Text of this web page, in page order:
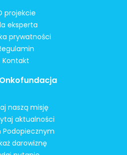
projekcie
eksperta
prywatności
Kontakt
naszą misję
aktualności
Podopiecznym
darowiznę